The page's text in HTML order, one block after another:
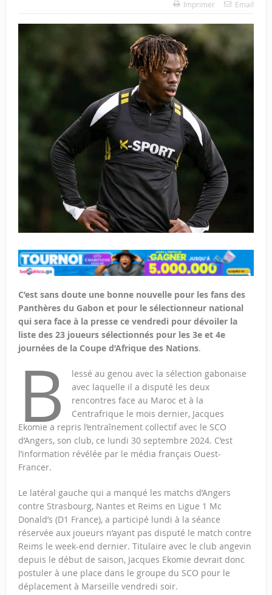
Imprimer
Email
C’est sans doute une bonne nouvelle pour les fans des
Panthères du Gabon et pour le sélectionneur national
qui sera face à la presse ce vendredi pour dévoiler la
liste des 23 joueurs sélectionnés pour les 3e et 4e
journées de la Coupe d’Afrique des Nations.
B
lessé au genou avec la sélection gabonaise
avec laquelle il a disputé les deux
rencontres face au Maroc et à la
Centrafrique le mois dernier, Jacques
Ekomie a repris l’entraînement collectif avec le SCO
d’Angers, son club, ce lundi 30 septembre 2024. C’est
l’information révélée par le média français Ouest-
Francer.
Le latéral gauche qui a manqué les matchs d’Angers
contre Strasbourg, Nantes et Reims en Ligue 1 Mc
Donald’s (D1 France), a participé lundi à la séance
réservée aux joueurs n’ayant pas disputé le match contre
Reims le week-end dernier. Titulaire avec le club angevin
depuis le début de saison, Jacques Ekomie devrait donc
postuler à une place dans le groupe du SCO pour le
déplacement à Marseille vendredi soir.